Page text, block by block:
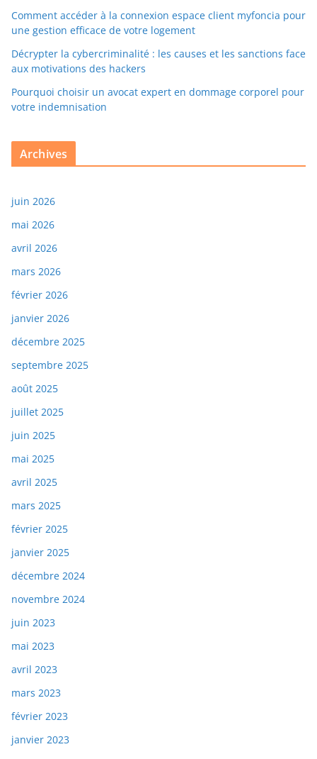
Comment accéder à la connexion espace client myfoncia pour
une gestion efficace de votre logement
Décrypter la cybercriminalité : les causes et les sanctions face
aux motivations des hackers
Pourquoi choisir un avocat expert en dommage corporel pour
votre indemnisation
Archives
juin 2026
mai 2026
avril 2026
mars 2026
février 2026
janvier 2026
décembre 2025
septembre 2025
août 2025
juillet 2025
juin 2025
mai 2025
avril 2025
mars 2025
février 2025
janvier 2025
décembre 2024
novembre 2024
juin 2023
mai 2023
avril 2023
mars 2023
février 2023
janvier 2023